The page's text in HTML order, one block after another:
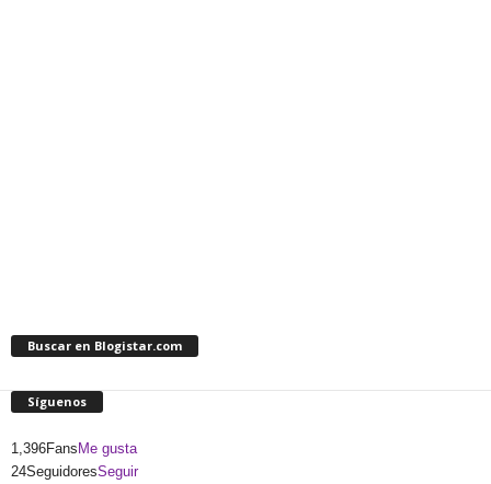
Buscar en Blogistar.com
Síguenos
1,396Fans Me gusta
24SeguidoresSeguir